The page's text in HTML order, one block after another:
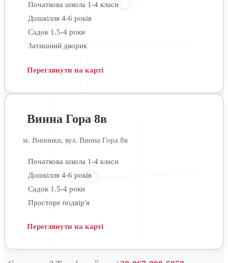
Початкова школа 1-4 класи
Дошкілля 4-6 років
Садок 1.5-4 роки
Затишний дворик
Переглянути на карті
Винна Гора 8в
м. Винники, вул. Винна Гора 8в
Початкова школа 1-4 класи
Дошкілля 4-6 років
Садок 1.5-4 роки
Просторе подвір'я
Переглянути на карті